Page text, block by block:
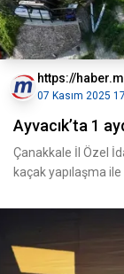
https://
07 Kasım 2025
Ayvacık’ta 1
Çanakkale İl Özel
kaçak yapılaşma